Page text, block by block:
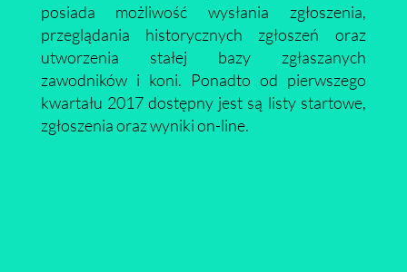
posiada możliwość wysłania zgłoszenia,
przeglądania historycznych zgłoszeń oraz
utworzenia stałej bazy zgłaszanych
zawodników i koni. Ponadto od pierwszego
kwartału 2017 dostępny jest są listy startowe,
zgłoszenia oraz wyniki on-line.